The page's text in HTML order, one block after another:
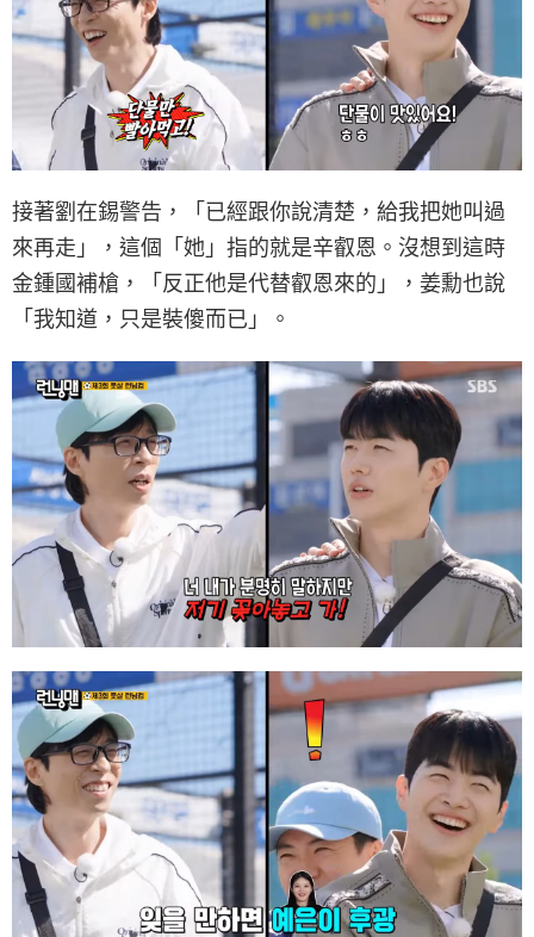
接著劉在錫警告，「已經跟你說清楚，給我把她叫過
來再走」，這個「她」指的就是辛叡恩。沒想到這時
金鍾國補槍，「反正他是代替叡恩來的」，姜勳也說
「我知道，只是裝傻而已」。